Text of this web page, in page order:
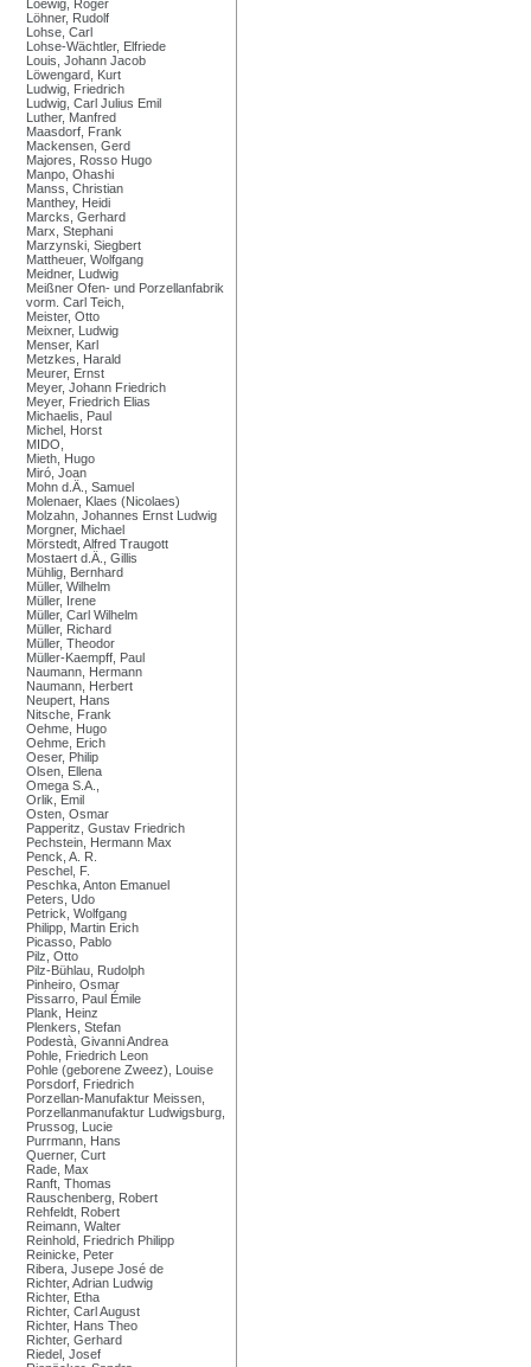
Loewig, Roger
Löhner, Rudolf
Lohse, Carl
Lohse-Wächtler, Elfriede
Louis, Johann Jacob
Löwengard, Kurt
Ludwig, Friedrich
Ludwig, Carl Julius Emil
Luther, Manfred
Maasdorf, Frank
Mackensen, Gerd
Majores, Rosso Hugo
Manpo, Ohashi
Manss, Christian
Manthey, Heidi
Marcks, Gerhard
Marx, Stephani
Marzynski, Siegbert
Mattheuer, Wolfgang
Meidner, Ludwig
Meißner Ofen- und Porzellanfabrik
vorm. Carl Teich,
Meister, Otto
Meixner, Ludwig
Menser, Karl
Metzkes, Harald
Meurer, Ernst
Meyer, Johann Friedrich
Meyer, Friedrich Elias
Michaelis, Paul
Michel, Horst
MIDO,
Mieth, Hugo
Miró, Joan
Mohn d.Ä., Samuel
Molenaer, Klaes (Nicolaes)
Molzahn, Johannes Ernst Ludwig
Morgner, Michael
Mörstedt, Alfred Traugott
Mostaert d.Ä., Gillis
Mühlig, Bernhard
Müller, Wilhelm
Müller, Irene
Müller, Carl Wilhelm
Müller, Richard
Müller, Theodor
Müller-Kaempff, Paul
Naumann, Hermann
Naumann, Herbert
Neupert, Hans
Nitsche, Frank
Oehme, Hugo
Oehme, Erich
Oeser, Philip
Olsen, Ellena
Omega S.A.,
Orlik, Emil
Osten, Osmar
Papperitz, Gustav Friedrich
Pechstein, Hermann Max
Penck, A. R.
Peschel, F.
Peschka, Anton Emanuel
Peters, Udo
Petrick, Wolfgang
Philipp, Martin Erich
Picasso, Pablo
Pilz, Otto
Pilz-Bühlau, Rudolph
Pinheiro, Osmar
Pissarro, Paul Émile
Plank, Heinz
Plenkers, Stefan
Podestà, Givanni Andrea
Pohle, Friedrich Leon
Pohle (geborene Zweez), Louise
Porsdorf, Friedrich
Porzellan-Manufaktur Meissen,
Porzellanmanufaktur Ludwigsburg,
Prussog, Lucie
Purrmann, Hans
Querner, Curt
Rade, Max
Ranft, Thomas
Rauschenberg, Robert
Rehfeldt, Robert
Reimann, Walter
Reinhold, Friedrich Philipp
Reinicke, Peter
Ribera, Jusepe José de
Richter, Adrian Ludwig
Richter, Etha
Richter, Carl August
Richter, Hans Theo
Richter, Gerhard
Riedel, Josef